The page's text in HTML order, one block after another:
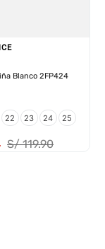
Blanco 2FP424
22 23 24 25
S/ 119.90